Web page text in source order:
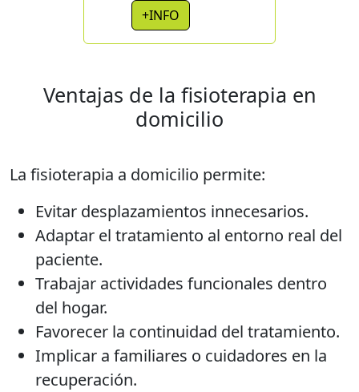
+INFO
Ventajas de la fisioterapia en
domicilio
La fisioterapia a domicilio permite:
Evitar desplazamientos innecesarios.
Adaptar el tratamiento al entorno real del
paciente.
Trabajar actividades funcionales dentro
del hogar.
Favorecer la continuidad del tratamiento.
Implicar a familiares o cuidadores en la
recuperación.